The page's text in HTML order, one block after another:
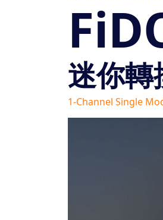
迷你轉
1-Channel Single